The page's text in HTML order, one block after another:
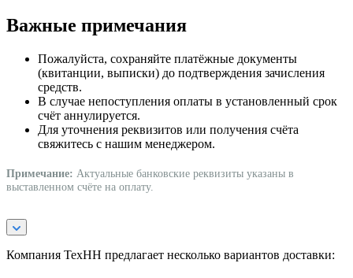
Важные примечания
Пожалуйста, сохраняйте платёжные документы
(квитанции, выписки) до подтверждения зачисления
средств.
В случае непоступления оплаты в установленный срок
счёт аннулируется.
Для уточнения реквизитов или получения счёта
свяжитесь с нашим менеджером.
Примечание: Актуальные банковские реквизиты указаны в
выставленном счёте на оплату.
Компания ТехНН предлагает несколько вариантов доставки: